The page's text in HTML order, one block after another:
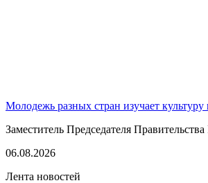
Молодежь разных стран изучает
Заместитель Председателя
06.08.2026
Лента новостей